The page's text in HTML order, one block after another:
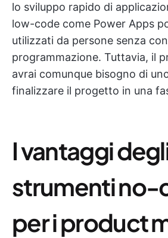
lo sviluppo rapido di
low-code come Power Apps
utilizzati da persone senza
programmazione. Tuttavia, il
avrai comunque bisogno di
finalizzare il progetto in una
I vantaggi
strumenti no-
per i product